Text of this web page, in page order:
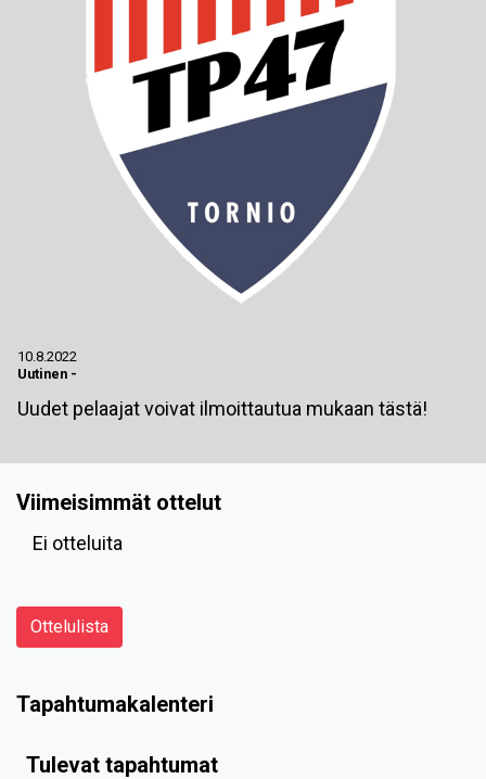
10.8.2022
Uutinen -
Uudet pelaajat voivat ilmoittautua mukaan tästä!
Viimeisimmät ottelut
Ei otteluita
Ottelulista
Tapahtumakalenteri
Tulevat tapahtumat